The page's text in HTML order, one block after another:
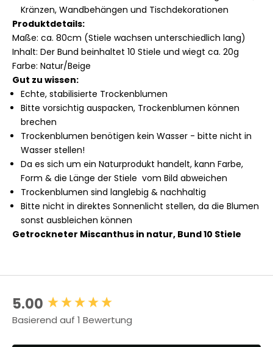
Kränzen, Wandbehängen und Tischdekorationen
Produktdetails:
Maße: ca. 80cm (Stiele wachsen unterschiedlich lang)
Inhalt: Der Bund beinhaltet 10 Stiele und wiegt ca. 20g
Farbe: Natur/Beige
Gut zu wissen:
Echte, stabilisierte Trockenblumen
Bitte vorsichtig auspacken, Trockenblumen können
brechen
Trockenblumen benötigen kein Wasser - bitte nicht in
Wasser stellen!
Da es sich um ein Naturprodukt handelt, kann Farbe,
Form & die Länge der Stiele vom Bild abweichen
Trockenblumen sind langlebig & nachhaltig
Bitte nicht in direktes Sonnenlicht stellen, da die Blumen
sonst ausbleichen können
Getrockneter Miscanthus in natur, Bund 10 Stiele
5.00
Basierend auf 1 Bewertung
New content loaded